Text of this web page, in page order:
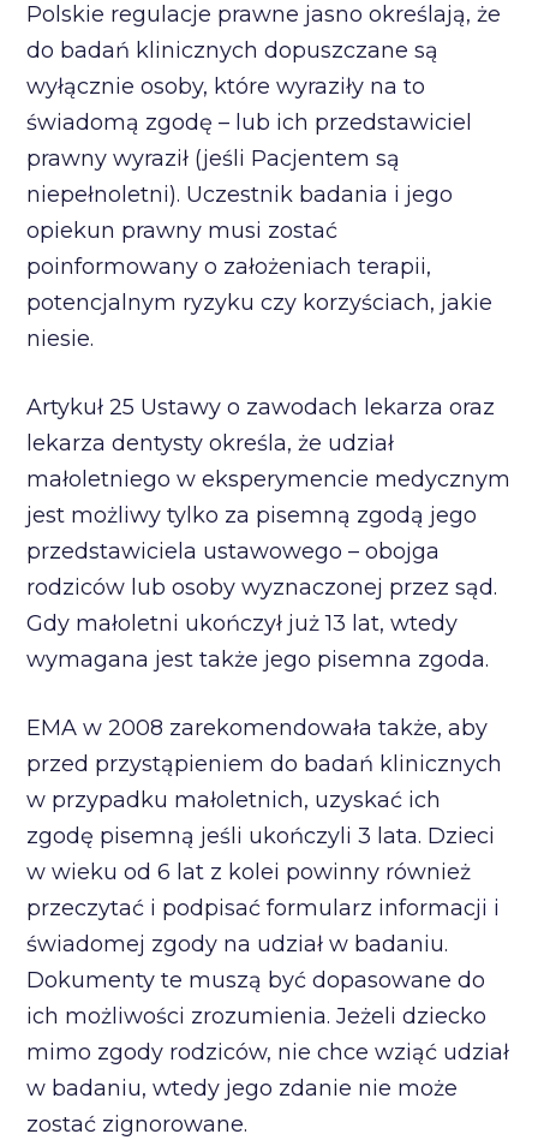
Polskie regulacje prawne jasno określają, że
do badań klinicznych dopuszczane są
wyłącznie osoby, które wyraziły na to
świadomą zgodę – lub ich przedstawiciel
prawny wyraził (jeśli Pacjentem są
niepełnoletni). Uczestnik badania i jego
opiekun prawny musi zostać
poinformowany o założeniach terapii,
potencjalnym ryzyku czy korzyściach, jakie
niesie.
Artykuł 25 Ustawy o zawodach lekarza oraz
lekarza dentysty określa, że udział
małoletniego w eksperymencie medycznym
jest możliwy tylko za pisemną zgodą jego
przedstawiciela ustawowego – obojga
rodziców lub osoby wyznaczonej przez sąd.
Gdy małoletni ukończył już 13 lat, wtedy
wymagana jest także jego pisemna zgoda.
EMA w 2008 zarekomendowała także, aby
przed przystąpieniem do badań klinicznych
w przypadku małoletnich, uzyskać ich
zgodę pisemną jeśli ukończyli 3 lata. Dzieci
w wieku od 6 lat z kolei powinny również
przeczytać i podpisać formularz informacji i
świadomej zgody na udział w badaniu.
Dokumenty te muszą być dopasowane do
ich możliwości zrozumienia. Jeżeli dziecko
mimo zgody rodziców, nie chce wziąć udział
w badaniu, wtedy jego zdanie nie może
zostać zignorowane.